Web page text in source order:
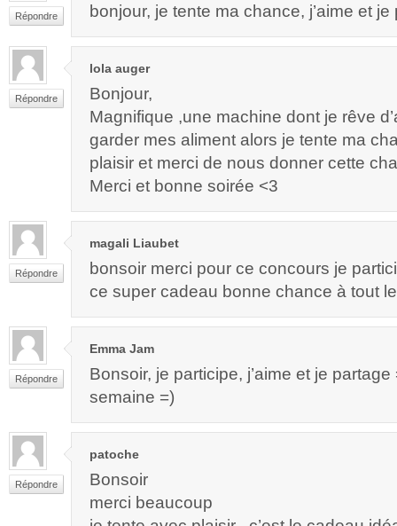
Répondre bonjour, je tente ma chance, j’aime et
Répondre
lola auger
Bonjour,
Magnifique ,une machine dont je rêve
garder mes aliment alors je tente ma
plaisir et merci de nous donner cette
Merci et bonne soirée <3
Répondre
magali Liaubet
bonsoir merci pour ce concours je
ce super cadeau bonne chance à tout
Répondre
Emma Jam
Bonsoir, je participe, j’aime et je
semaine =)
Répondre
patoche
Bonsoir
merci beaucoup